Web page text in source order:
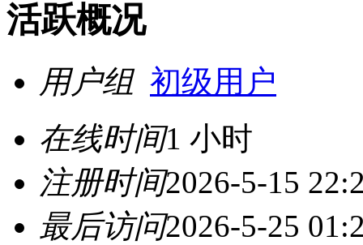
活跃概况
用户组 初级用户
在线时间1 小时
注册时间2026-5-15
最后访问2026-5-25